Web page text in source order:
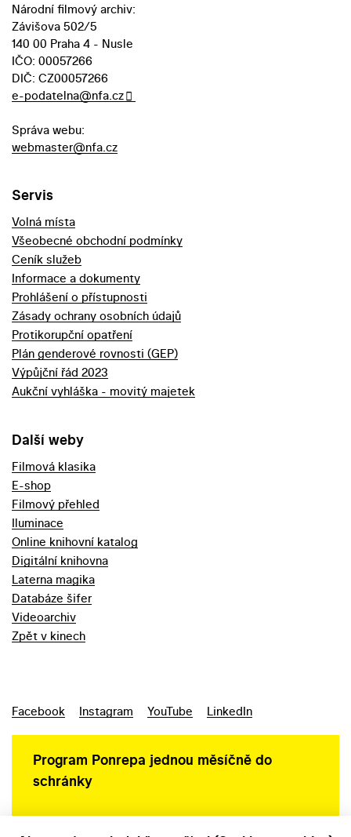
Národní filmový archiv:
Závišova 502/5
140 00 Praha 4 - Nusle
IČO: 00057266
DIČ: CZ00057266
e-podatelna@nfa.cz
Správa webu:
webmaster@nfa.cz
Servis
Volná místa
Všeobecné obchodní podmínky
Ceník služeb
Informace a dokumenty
Prohlášení o přístupnosti
Zásady ochrany osobních údajů
Protikorupční opatření
Plán genderové rovnosti (GEP)
Výpůjční řád 2023
Aukční vyhláška - movitý majetek
Další weby
Filmová klasika
E-shop
Filmový přehled
Iluminace
Online knihovní katalog
Digitální knihovna
Laterna magika
Databáze šifer
Videoarchiv
Zpět v kinech
Facebook Instagram YouTube LinkedIn
Program Ponrepa jednou měsíčně do
schránky